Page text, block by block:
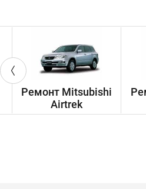
Ремонт Mitsubishi
Airtrek